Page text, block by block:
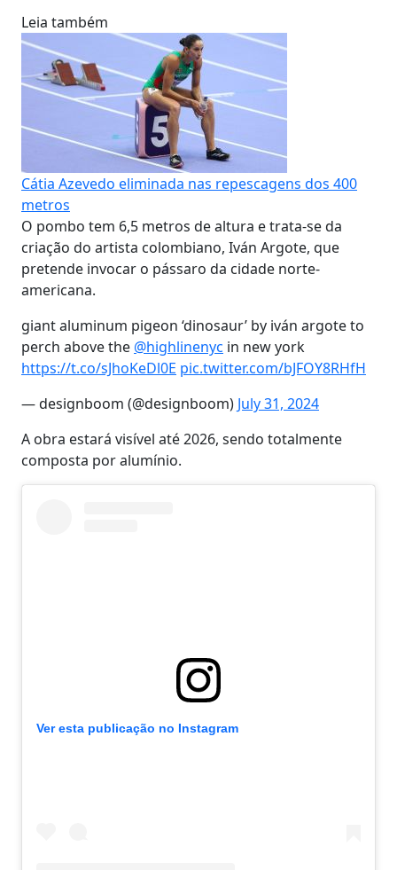
Leia também
Cátia Azevedo eliminada nas repescagens dos 400
metros
O pombo tem 6,5 metros de altura e trata-se da
criação do artista colombiano, Iván Argote, que
pretende invocar o pássaro da cidade norte-
americana.
giant aluminum pigeon ‘dinosaur’ by iván argote to
perch above the @highlinenyc in new york
https://t.co/sJhoKeDl0E pic.twitter.com/bJFOY8RHfH
— designboom (@designboom) July 31, 2024
A obra estará visível até 2026, sendo totalmente
composta por alumínio.
Ver esta publicação no Instagram